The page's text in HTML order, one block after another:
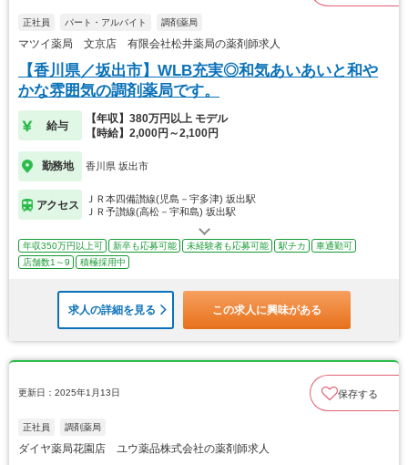
正社員 パート・アルバイト 調剤薬局
マツイ薬局 文京店 有限会社松井薬局の薬剤師求人
【香川県／坂出市】WLB充実◎和気あいあいと和や
かな雰囲気の調剤薬局です。
給与
【年収】380万円以上 モデル
【時給】2,000円～2,100円
勤務地 香川県 坂出市
アクセス
ＪＲ本四備讃線(児島－宇多津) 坂出駅
ＪＲ予讃線(高松－宇和島) 坂出駅
年収350万円以上可 新卒も応募可能 未経験者も応募可能 駅チカ
車通勤可
店舗数1～9
積極採用中
求人の詳細を見る この求人に興味がある
更新日：2025年1月13日 保存する
正社員 調剤薬局
ダイヤ薬局花園店 ユウ薬品株式会社の薬剤師求人